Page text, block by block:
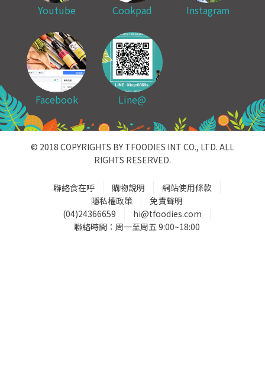
Youtube Cookpad Instagram
Facebook Line@
© 2018 COPYRIGHTS BY TFOODIES INT CO., LTD. ALL
RIGHTS RESERVED.
聯絡食在呼 購物說明
網站使用條款
隱私權政策
免責聲明
(04)24366659
hi@tfoodies.com
聯絡時間：周一至周五 9:00~18:00